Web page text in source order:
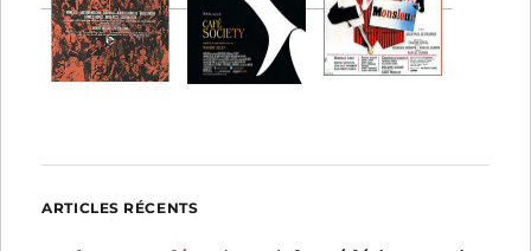
ARTICLES RÉCENTS